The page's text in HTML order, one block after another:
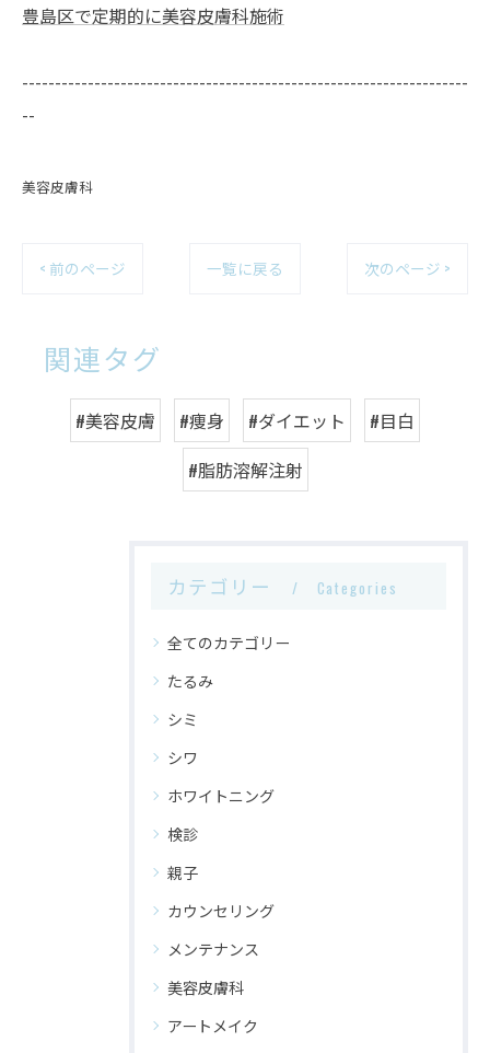
豊島区で定期的に美容皮膚科施術
--------------------------------------------------------------------
--
美容皮膚科
< 前のページ 一覧に戻る 次のページ >
関連タグ
#美容皮膚 #痩身 #ダイエット
#目白
#脂肪溶解注射
カテゴリー Categories
全てのカテゴリー
たるみ
シミ
シワ
ホワイトニング
検診
親子
カウンセリング
メンテナンス
美容皮膚科
アートメイク